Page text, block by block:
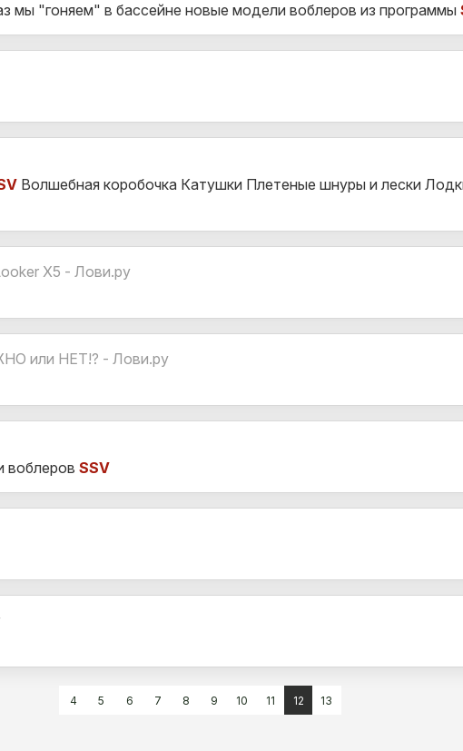
мы "гоняем" в бассейне новые модели воблеров из программы
Волшебная коробочка Катушки Плетеные шнуры и лески
X5 - Лови.ру
или НЕТ!? - Лови.ру
воблеров SSV
4 5 6 7 8 9 10 11 12 13